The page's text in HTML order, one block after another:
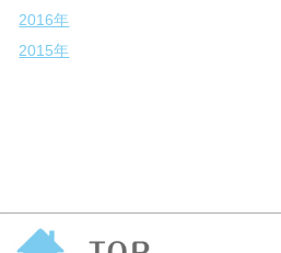
2016年
2015年